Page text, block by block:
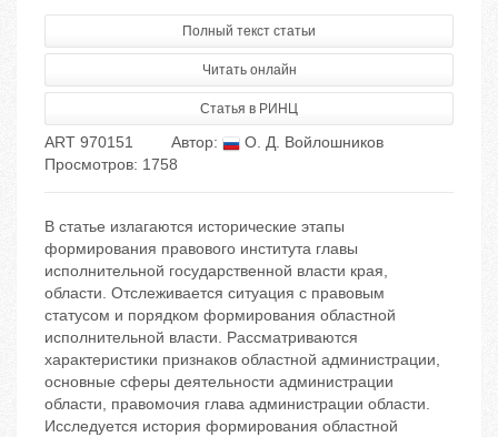
Полный текст статьи
Читать онлайн
Статья в РИНЦ
ART 970151 Автор:
О. Д. Войлошников
Просмотров: 1758
В статье излагаются исторические этапы
формирования правового института главы
исполнительной государственной власти края,
области. Отслеживается ситуация с правовым
статусом и порядком формирования областной
исполнительной власти. Рассматриваются
характеристики признаков областной администрации,
основные сферы деятельности администрации
области, правомочия глава администрации области.
Исследуется история формирования областной